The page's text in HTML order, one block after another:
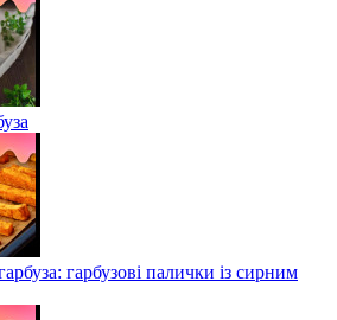
гарбузові палички із сирним